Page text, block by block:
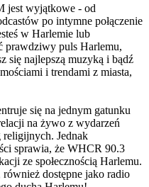
jest wyjątkowe - od
po intymne połączenie
w Harlemie lub
prawdziwy puls Harlemu,
się najlepszą muzyką i bądź
i trendami z miasta,
się na jednym gatunku
na żywo z wydarzeń
religijnych. Jednak
sprawia, że WHCR 90.3
ze społecznością Harlemu.
dostępne jako radio